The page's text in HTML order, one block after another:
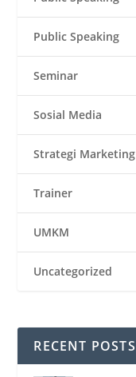
Public Speaking
Seminar
Sosial Media
Strategi Marketing
Trainer
UMKM
Uncategorized
RECENT POSTS